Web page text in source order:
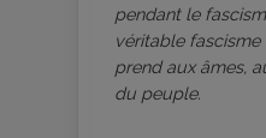
pendant le
véritable fascisme
prend aux âmes,
du peuple.